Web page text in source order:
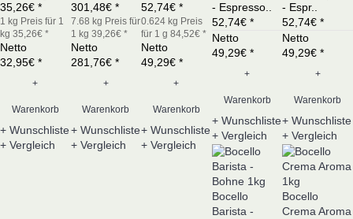
35,26€ *
1 kg Preis für 1
kg 35,26€ *
Netto
32,95€ *
+
Warenkorb
+ Wunschliste
+ Vergleich
301,48€ *
7.68 kg Preis für
1 kg 39,26€ *
Netto
281,76€ *
+
Warenkorb
+ Wunschliste
+ Vergleich
52,74€ *
0.624 kg Preis
für 1 g 84,52€ *
Netto
49,29€ *
+
Warenkorb
+ Wunschliste
+ Vergleich
- Espresso..
52,74€ *
Netto
49,29€ *
+
Warenkorb
+ Wunschliste
+ Vergleich
- Espr..
52,74€ *
Netto
49,29€ *
+
Warenkorb
+ Wunschliste
+ Vergleich
Bocello
Barista -
Bocello
Crema Aroma